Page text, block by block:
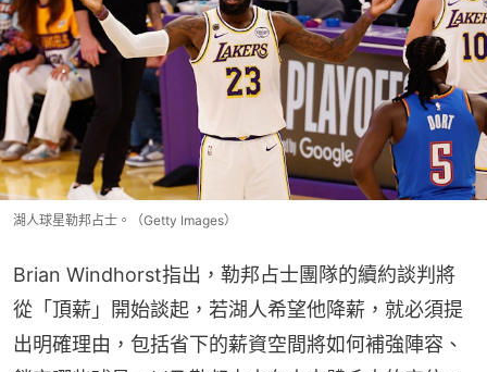
湖人球星勒邦占士。（Getty Images）
Brian Windhorst指出，勒邦占士團隊的續約談判將
從「頂薪」開始談起，若湖人希望他降薪，就必須提
出明確理由，包括省下的薪資空間將如何補強陣容、